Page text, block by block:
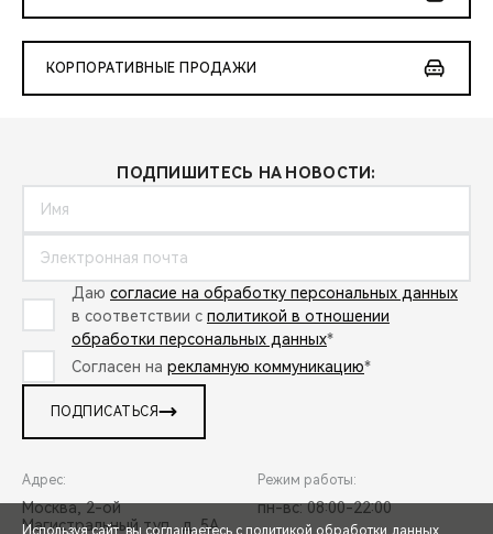
КОРПОРАТИВНЫЕ ПРОДАЖИ
ПОДПИШИТЕСЬ НА НОВОСТИ:
Даю согласие на обработку персональных данных
в соответствии с политикой в отношении
обработки персональных данных*
Согласен на рекламную коммуникацию*
ПОДПИСАТЬСЯ
Адрес:
Москва, 2-ой
Магистральный туп., д. 5А
Режим работы:
пн-вс: 08:00-22:00
Используя сайт, вы соглашаетесь с политикой обработки данных